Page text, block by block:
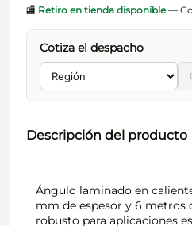
🏬 Retiro en tienda disponible—
Cotiza el despacho
Descripción del producto
Ángulo laminado en
mm de espesor y 6 metros
robusto para aplicaciones